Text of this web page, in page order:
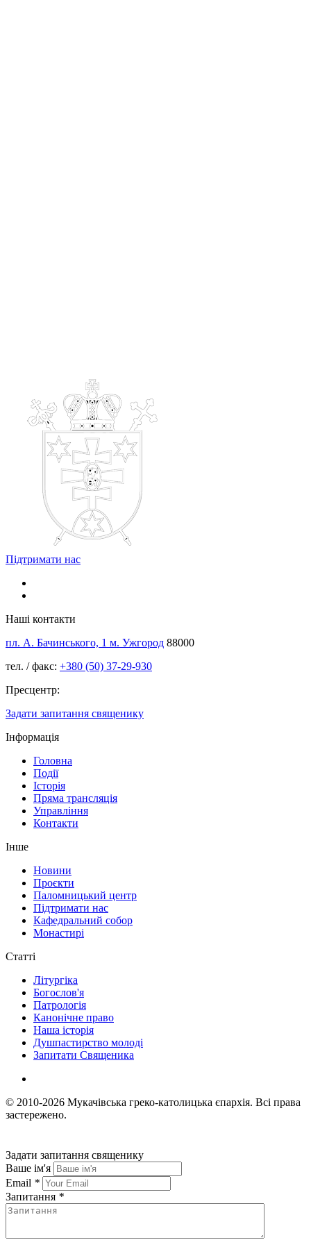
Підтримати нас
Наші контакти
пл. А. Бачинського, 1 м. Ужгород 88000
тел. / факс: +380 (50) 37-29-930
Пресцентр:
Задати запитання священику
Інформація
Головна
Події
Історія
Пряма трансляція
Управління
Контакти
Інше
Новини
Проєкти
Паломницький центр
Підтримати нас
Кафедральний собор
Монастирі
Статті
Літургіка
Богослов'я
Патрологія
Канонічне право
Наша історія
Душпастирство молоді
Запитати Священика
© 2010-2026 Мукачівська греко-католицька єпархія. Всі права
застережено.
Задати запитання священику
Ваше ім'я
Email *
Запитання *